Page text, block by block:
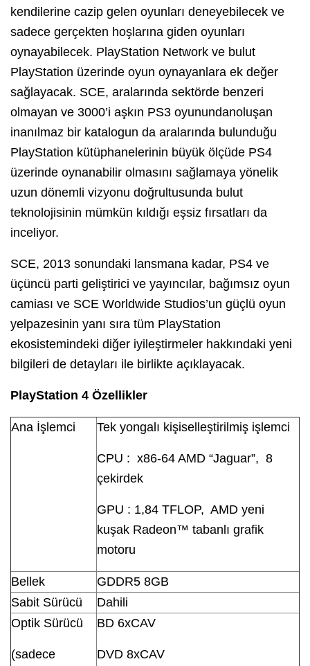
kendilerine cazip gelen oyunları deneyebilecek ve
sadece gerçekten hoşlarına giden oyunları
oynayabilecek. PlayStation Network ve bulut
PlayStation üzerinde oyun oynayanlara ek değer
sağlayacak. SCE, aralarında sektörde benzeri
olmayan ve 3000’i aşkın PS3 oyunundanoluşan
inanılmaz bir katalogun da aralarında bulunduğu
PlayStation kütüphanelerinin büyük ölçüde PS4
üzerinde oynanabilir olmasını sağlamaya yönelik
uzun dönemli vizyonu doğrultusunda bulut
teknolojisinin mümkün kıldığı eşsiz fırsatları da
inceliyor.
SCE, 2013 sonundaki lansmana kadar, PS4 ve
üçüncü parti geliştirici ve yayıncılar, bağımsız oyun
camiası ve SCE Worldwide Studios’un güçlü oyun
yelpazesinin yanı sıra tüm PlayStation
ekosistemindeki diğer iyileştirmeler hakkındaki yeni
bilgileri de detayları ile birlikte açıklayacak.
PlayStation 4 Özellikler
Ana İşlemci Tek yongalı kişiselleştirilmiş işlemci
CPU : x86-64 AMD “Jaguar”, 8
çekirdek
GPU : 1,84 TFLOP, AMD yeni
kuşak Radeon™ tabanlı grafik
motoru
Bellek
GDDR5 8GB
Sabit Sürücü
Dahili
Optik Sürücü
(sadece
BD 6xCAV
DVD 8xCAV